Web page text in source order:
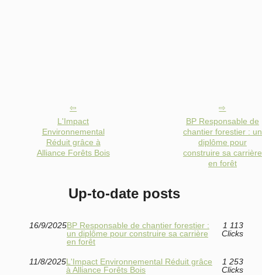
L'Impact
Environnemental
Réduit grâce à
Alliance Forêts Bois
BP Responsable de
chantier forestier : un
diplôme pour
construire sa carrière
en forêt
Up-to-date posts
16/9/2025BP Responsable de chantier forestier :
un diplôme pour construire sa carrière
en forêt
1 113
Clicks
11/8/2025L'Impact Environnemental Réduit grâce
à Alliance Forêts Bois
1 253
Clicks